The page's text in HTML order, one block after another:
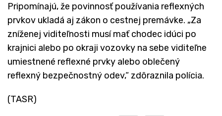
Pripomínajú, že povinnosť používania reflexných
prvkov ukladá aj zákon o cestnej premávke. „Za
zníženej viditeľnosti musí mať chodec idúci po
krajnici alebo po okraji vozovky na sebe viditeľne
umiestnené reflexné prvky alebo oblečený
reflexný bezpečnostný odev,“ zdôraznila polícia.
(TASR)